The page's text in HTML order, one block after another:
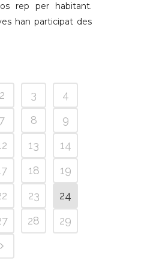
rep per habitant.
han participat des
2 3
4
7 8
9
13
14
18
19
23
24
28
29